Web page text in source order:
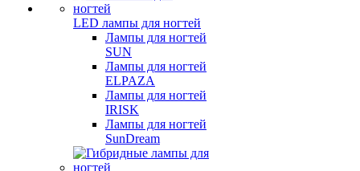
LED лампы для ногтей
Лампы для ногтей
SUN
Лампы для ногтей
ELPAZA
Лампы для ногтей
IRISK
Лампы для ногтей
SunDream